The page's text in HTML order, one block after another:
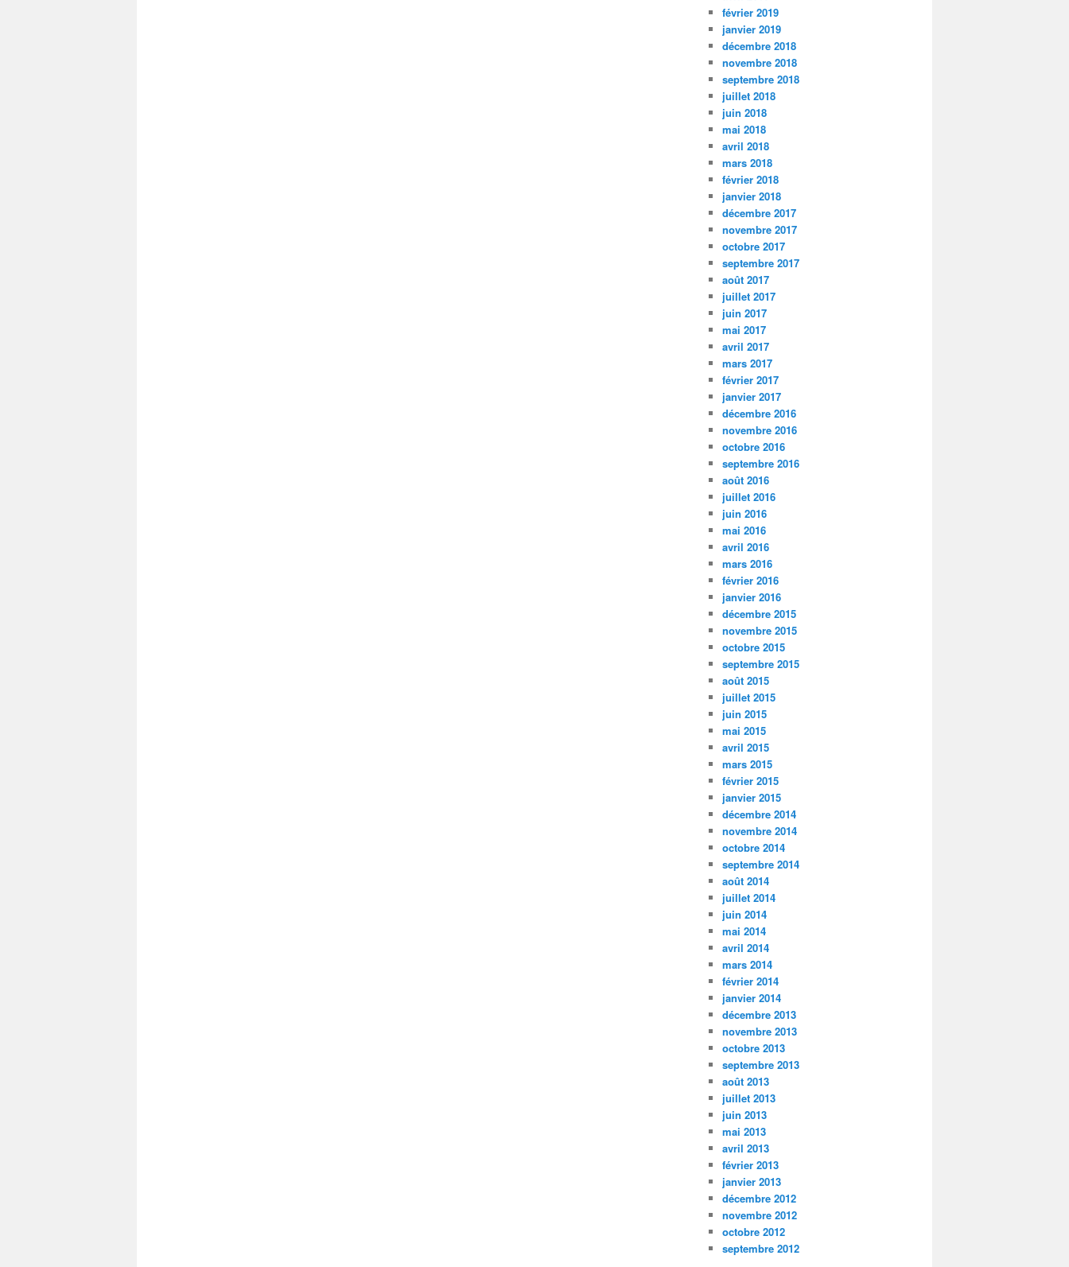
février 2019
janvier 2019
décembre 2018
novembre 2018
septembre 2018
juillet 2018
juin 2018
mai 2018
avril 2018
mars 2018
février 2018
janvier 2018
décembre 2017
novembre 2017
octobre 2017
septembre 2017
août 2017
juillet 2017
juin 2017
mai 2017
avril 2017
mars 2017
février 2017
janvier 2017
décembre 2016
novembre 2016
octobre 2016
septembre 2016
août 2016
juillet 2016
juin 2016
mai 2016
avril 2016
mars 2016
février 2016
janvier 2016
décembre 2015
novembre 2015
octobre 2015
septembre 2015
août 2015
juillet 2015
juin 2015
mai 2015
avril 2015
mars 2015
février 2015
janvier 2015
décembre 2014
novembre 2014
octobre 2014
septembre 2014
août 2014
juillet 2014
juin 2014
mai 2014
avril 2014
mars 2014
février 2014
janvier 2014
décembre 2013
novembre 2013
octobre 2013
septembre 2013
août 2013
juillet 2013
juin 2013
mai 2013
avril 2013
février 2013
janvier 2013
décembre 2012
novembre 2012
octobre 2012
septembre 2012